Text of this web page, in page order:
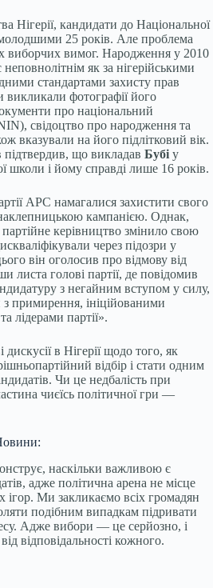
Нігерії, кандидати до Національної
25 років. Але проблема
виборчих вимог. Народження у 2010
неповнолітнім як за нігерійськими
стандартами захисту прав
викликали фотографії його
про національний
свідоцтво про народження та
вказували на його підлітковий вік.
підтвердив, що викладав Бубі у
школи і йому справді лише 16 років.
APC намагалися захистити свого
кампанією. Однак,
партійне керівництво змінило свою
через підозри у
він оголосив про відмову від
листа голові партії, де повідомив
з негайним вступом у силу,
примирення, ініційованими
лідерами партії».
в Нігерії щодо того, як
відбір і стати одним
Чи це недбалість при
чиєїсь політичної гри —
наскільки важливою є
адже політична арена не місце
ігор. Ми закликаємо всіх громадян
подібним випадкам підривати
Адже вибори — це серйозно, і
відповідальності кожного.